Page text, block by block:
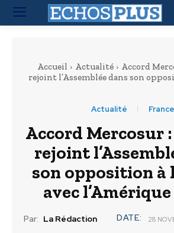
Accueil Actualité
Accord
rejoint l’Assemblée dans son
Actualité France
Accord Mercosur
rejoint
son opposition à
avec
Par: La Rédaction DATE: 28